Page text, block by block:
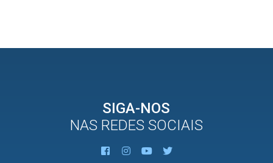
SIGA-NOS
NAS REDES SOCIAIS